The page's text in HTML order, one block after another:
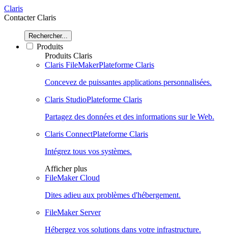
Claris
Contacter Claris
Rechercher...
Produits
Produits Claris
Claris FileMakerPlateforme Claris
Concevez de puissantes applications personnalisées.
Claris StudioPlateforme Claris
Partagez des données et des informations sur le Web.
Claris ConnectPlateforme Claris
Intégrez tous vos systèmes.
Afficher plus
FileMaker Cloud
Dites adieu aux problèmes d'hébergement.
FileMaker Server
Hébergez vos solutions dans votre infrastructure.